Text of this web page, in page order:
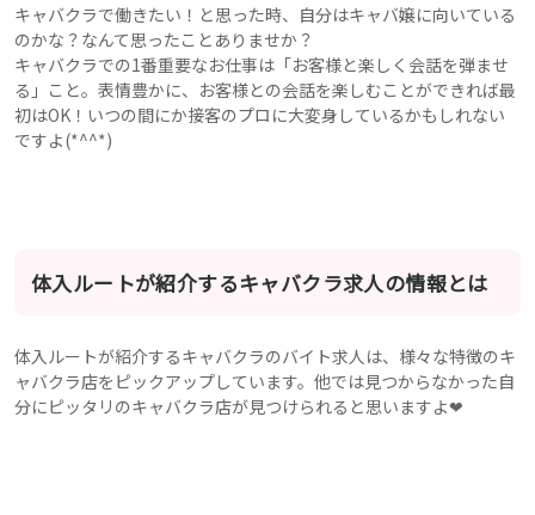
キャバクラで働きたい！と思った時、自分はキャバ嬢に向いている
のかな？なんて思ったことありませか？
キャバクラでの1番重要なお仕事は「お客様と楽しく会話を弾ませ
る」こと。表情豊かに、お客様との会話を楽しむことができれば最
初はOK！いつの間にか接客のプロに大変身しているかもしれない
ですよ(*^^*)
体入ルートが紹介するキャバクラ求人の情報とは
体入ルートが紹介するキャバクラのバイト求人は、様々な特徴のキ
ャバクラ店をピックアップしています。他では見つからなかった自
分にピッタリのキャバクラ店が見つけられると思いますよ❤